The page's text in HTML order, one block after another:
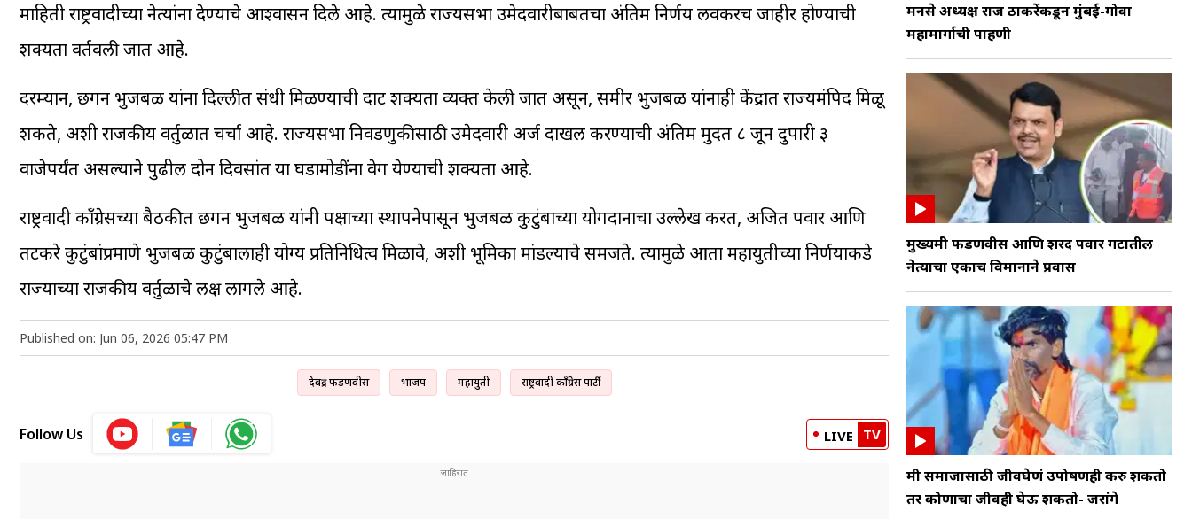
माहिती राष्ट्रवादीच्या नेत्यांना देण्याचे आश्वासन दिले आहे. त्यामुळे राज्यसभा उमेदवारीबाबतचा अंतिम निर्णय लवकरच जाहीर होण्याची
शक्यता वर्तवली जात आहे.
दरम्यान, छगन भुजबळ यांना दिल्लीत संधी मिळण्याची दाट शक्यता व्यक्त केली जात असून, समीर भुजबळ यांनाही केंद्रात राज्यमंत्रिपद मिळू
शकते, अशी राजकीय वर्तुळात चर्चा आहे. राज्यसभा निवडणुकीसाठी उमेदवारी अर्ज दाखल करण्याची अंतिम मुदत ८ जून दुपारी ३
वाजेपर्यंत असल्याने पुढील दोन दिवसांत या घडामोडींना वेग येण्याची शक्यता आहे.
राष्ट्रवादी काँग्रेसच्या बैठकीत छगन भुजबळ यांनी पक्षाच्या स्थापनेपासून भुजबळ कुटुंबाच्या योगदानाचा उल्लेख करत, अजित पवार आणि
तटकरे कुटुंबांप्रमाणे भुजबळ कुटुंबालाही योग्य प्रतिनिधित्व मिळावे, अशी भूमिका मांडल्याचे समजते. त्यामुळे आता महायुतीच्या निर्णयाकडे
राज्याच्या राजकीय वर्तुळाचे लक्ष लागले आहे.
Published on: Jun 06, 2026 05:47 PM
देवेंद्र फडणवीस भाजप महायुती राष्ट्रवादी काँग्रेस पार्टी
Follow Us LIVE TV
मनसे अध्यक्ष राज ठाकरेंकडून मुंबई-गोवा
महामार्गाची पाहणी
मुख्यमंत्री फडणवीस आणि शरद पवार गटातील
नेत्याचा एकाच विमानाने प्रवास
मी समाजासाठी जीवघेणं उपोषणही करु शकतो
तर कोणाचा जीवही घेऊ शकतो- जरांगे